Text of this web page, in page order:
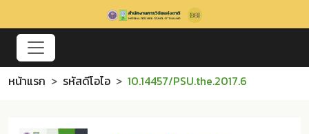
หน้าแรก รหัสดีโอไอ 10.14457/PSU.the.2017.6